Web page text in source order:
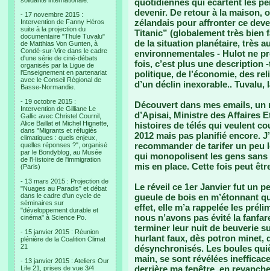
- 17 novembre 2015 :
Intervention de Fanny Héros
suite à la projection du
documentaire "Thule Tuvalu"
de Matthias Von Gunten, à
Condé-sur-Vire dans le cadre
d'une série de ciné-débats
organisés par la Ligue de
l'Enseignement en partenariat
avec le Conseil Régional de
Basse-Normandie.
- 19 octobre 2015 :
Intervention de Gilliane Le
Gallic avec Christel Cournil,
Alice Baillat et Michel Hignette,
dans "Migrants et réfugiés
climatiques : quels enjeux,
quelles réponses ?", organisé
par le Bondyblog, au Musée
de l'Histoire de l'immigration
(Paris)
- 13 mars 2015 : Projection de
"Nuages au Paradis" et débat
dans le cadre d'un cycle de
séminaires sur
"développement durable et
cinéma" à Science Po.
- 15 janvier 2015 : Réunion
plénière de la Coalition Climat
21
- 13 janvier 2015 : Ateliers Our
Life 21, prises de vue 3/4
quotidiennes qui écartent les
devenir. De retour à la maison,
zélandais pour affronter ce
Titanic” (globalement très bien
de la situation planétaire, très
environnementales - Hulot ne
fois, c’est plus une description
politique, de l’économie, des
d’un déclin inexorable..
Découvert dans mes emails,
d’Apisai, Ministre des Affaires
histoires de télés qui veulent
2012 mais pas planifié encore.
recommander de tarifer un peu
qui monopolisent les gens
mis en place. Cette fois peut
Le réveil ce 1er Janvier fut un
gueule de bois en m’étonnant
effet, elle m’a rappelée les
nous n’avons pas évité la
terminer leur nuit de beuverie
hurlant faux, dès potron minet,
désynchronisés. Les boules
main, se sont révélées
derrière ma fenêtre, en